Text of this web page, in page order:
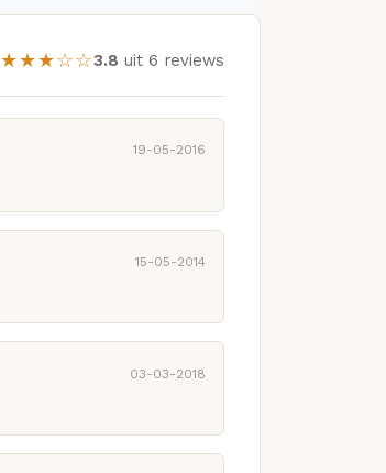
★★★☆☆3.8 uit 6 reviews
19-05-2016
15-05-2014
03-03-2018